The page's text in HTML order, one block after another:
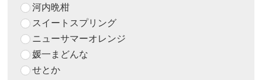
河内晩柑
スイートスプリング
ニューサマーオレンジ
媛一まどんな
せとか